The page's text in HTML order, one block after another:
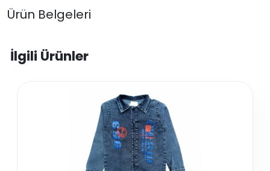
Ürün Belgeleri
İlgili Ürünler